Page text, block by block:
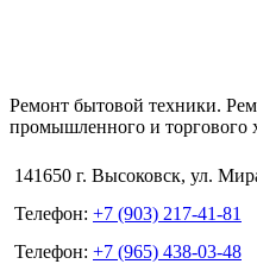
Ремонт бытовой техники.
промышленного и торгового
141650 г. Высоковск, ул.
Телефон: +7 (903) 217-41-81
Телефон: +7 (965) 438-03-48